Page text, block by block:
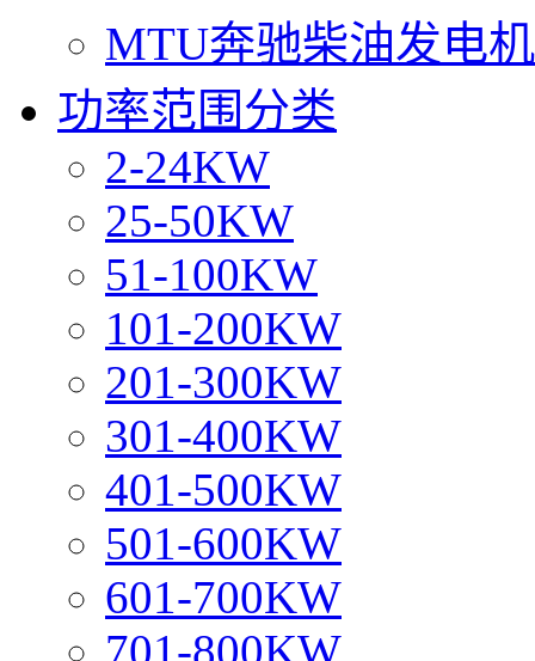
MTU奔驰柴油发电
功率范围分类
2-24KW
25-50KW
51-100KW
101-200KW
201-300KW
301-400KW
401-500KW
501-600KW
601-700KW
701-800KW